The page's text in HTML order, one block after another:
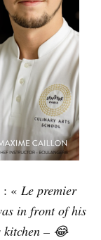
: « Le premier
in front of his
kitchen – 😂